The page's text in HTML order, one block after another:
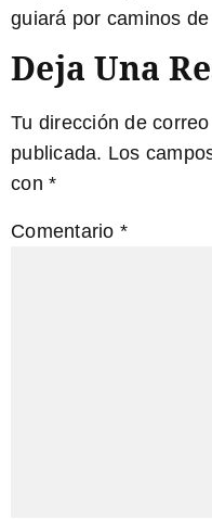
guiará por caminos
Deja Una
Tu dirección de
publicada. Los
con *
Comentario *